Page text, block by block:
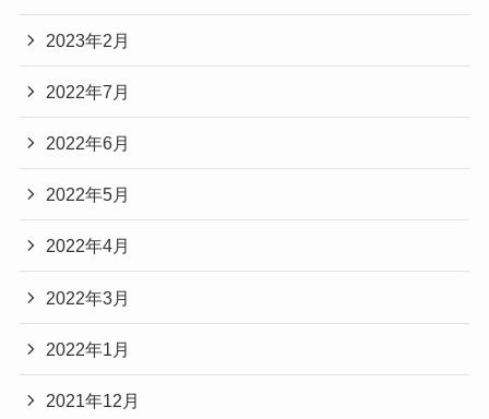
2023年2月
2022年7月
2022年6月
2022年5月
2022年4月
2022年3月
2022年1月
2021年12月